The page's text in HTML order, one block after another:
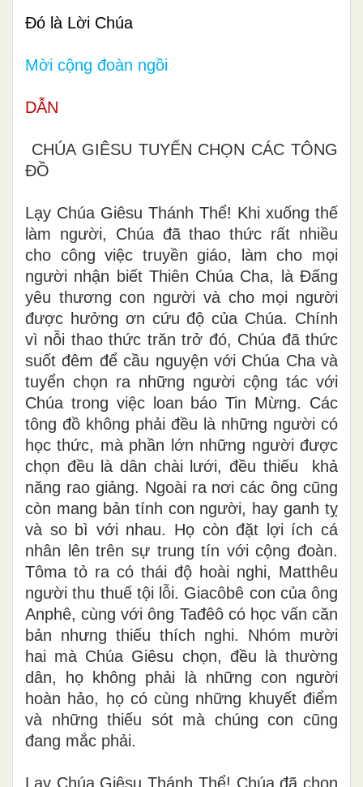
Đó là Lời Chúa
Mời cộng đoàn ngồi
DẪN
CHÚA GIÊSU TUYỂN CHỌN CÁC TÔNG
ĐỒ
Lạy Chúa Giêsu Thánh Thể! Khi xuống thế
làm người, Chúa đã thao thức rất nhiều
cho công việc truyền giáo, làm cho mọi
người nhận biết Thiên Chúa Cha, là Đấng
yêu thương con người và cho mọi người
được hưởng ơn cứu độ của Chúa. Chính
vì nỗi thao thức trăn trở đó, Chúa đã thức
suốt đêm để cầu nguyện với Chúa Cha và
tuyển chọn ra những người cộng tác với
Chúa trong việc loan báo Tin Mừng. Các
tông đồ không phải đều là những người có
học thức, mà phần lớn những người được
chọn đều là dân chài lưới, đều thiếu khả
năng rao giảng. Ngoài ra nơi các ông cũng
còn mang bản tính con người, hay ganh tỵ
và so bì với nhau. Họ còn đặt lợi ích cá
nhân lên trên sự trung tín với cộng đoàn.
Tôma tỏ ra có thái độ hoài nghi, Matthêu
người thu thuế tội lỗi. Giacôbê con của ông
Anphê, cùng với ông Tađêô có học vấn căn
bản nhưng thiếu thích nghi. Nhóm mười
hai mà Chúa Giêsu chọn, đều là thường
dân, họ không phải là những con người
hoàn hảo, họ có cùng những khuyết điểm
và những thiếu sót mà chúng con cũng
đang mắc phải.
Lạy Chúa Giêsu Thánh Thể! Chúa đã chọn